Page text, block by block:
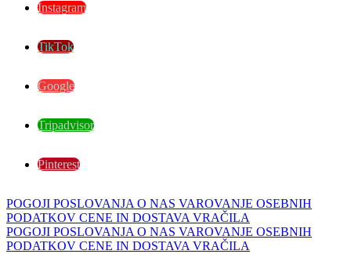
Instagram
TikTok
Google
Tripadvisor
Pinterest
POGOJI POSLOVANJA O NAS VAROVANJE OSEBNIH
PODATKOV CENE IN DOSTAVA VRAČILA
POGOJI POSLOVANJA O NAS VAROVANJE OSEBNIH
PODATKOV CENE IN DOSTAVA VRAČILA